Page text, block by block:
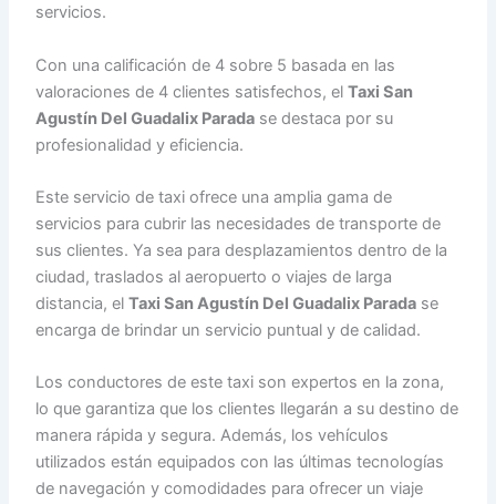
servicios.
Con una calificación de 4 sobre 5 basada en las
valoraciones de 4 clientes satisfechos, elTaxi San
Agustín Del Guadalix Parada se destaca por su
profesionalidad y eficiencia.
Este servicio de taxi ofrece una amplia gama de
servicios para cubrir las necesidades de transporte de
sus clientes. Ya sea para desplazamientos dentro de la
ciudad, traslados al aeropuerto o viajes de larga
distancia, elTaxi San Agustín Del Guadalix Parada se
encarga de brindar un servicio puntual y de calidad.
Los conductores de este taxi son expertos en la zona,
lo que garantiza que los clientes llegarán a su destino de
manera rápida y segura. Además, los vehículos
utilizados están equipados con las últimas tecnologías
de navegación y comodidades para ofrecer un viaje